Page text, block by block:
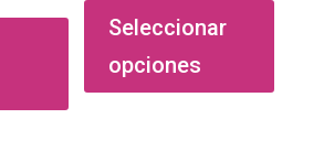
Seleccionar
opciones